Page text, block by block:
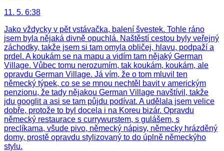
11. 5. 6:38
Jako vždycky v pět vstávačka, balení švestek. Tohle ráno
jsem byla nějaká divně opuchlá. Naštěstí cestou byly veřejný
záchodky, takže jsem si tam omyla obličej, hlavu, podpaží a
prdel. A koukám se na mapu a vidím tam nějaký German
Village. Vůbec tomu nerozumím, tak koukám, koukám, ale
opravdu German Village. Já vím, že o tom mluvil ten
německý týpek, co se se mnou nechtěl bavit v americkým
penzionu, že tady nějakou German Village navštívil, takže
jdu googlit a asi se tam půjdu podívat. A udělala jsem velice
dobře, protože to byl docela i na Koreu bizár. Opravdu
německý restaurace s currywurstem, s gulášem, s
preclíkama, všude pivo, německý nápisy, německy hrázděný
domy, prostě opravdu stylizovaný to do úplně německýho
stylu.